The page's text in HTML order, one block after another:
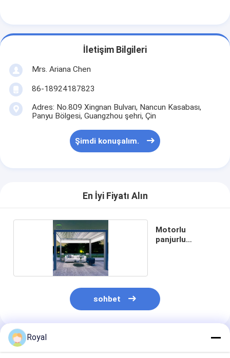
İletişim Bilgileri
Mrs. Ariana Chen
86-18924187823
Adres: No.809 Xingnan Bulvarı, Nancun Kasabası,
Panyu Bölgesi, Guangzhou şehri, Çin
Şimdi konuşalım.
En İyi Fiyatı Alın
Motorlu
panjurlu
sohbet
Önerilen Ürünler
Royal